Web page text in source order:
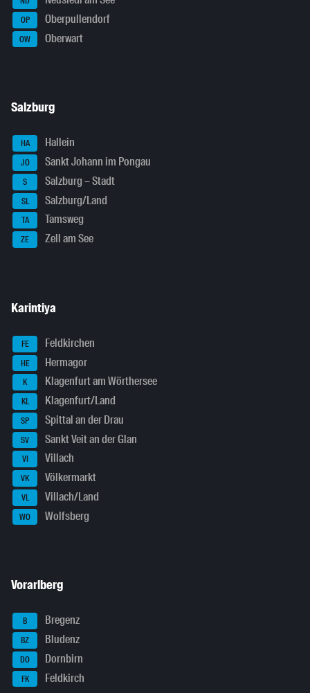
OP Oberpullendorf
OW Oberwart
Salzburg
HA Hallein
JO Sankt Johann im Pongau
S Salzburg – Stadt
SL Salzburg/Land
TA Tamsweg
ZE Zell am See
Karintiya
FE Feldkirchen
HE Hermagor
K Klagenfurt am Wörthersee
KL Klagenfurt/Land
SP Spittal an der Drau
SV Sankt Veit an der Glan
VI Villach
VK Völkermarkt
VL Villach/Land
WO Wolfsberg
Vorarlberg
B Bregenz
BZ Bludenz
DO Dornbirn
FK Feldkirch